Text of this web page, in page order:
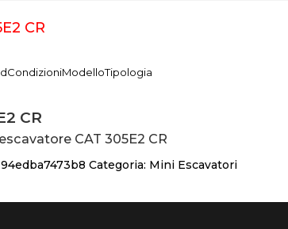
CR
CondizioniModelloTipologia
CR
CAT 305E2 CR
94edba7473b8 Categoria: Mini Escavatori